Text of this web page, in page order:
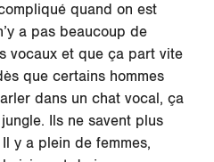
quand on est
a pas beaucoup de
vocaux et que ça part vite
que certains hommes
dans un chat vocal, ça
Ils ne savent plus
y a plein de femmes,